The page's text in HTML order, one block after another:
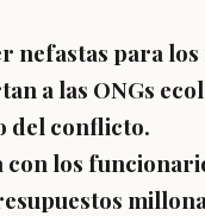
nefastas para
a las ONGs
del conflicto.
con los